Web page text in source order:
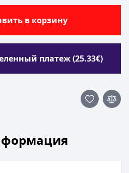
в корзину
платеж (25.33€)